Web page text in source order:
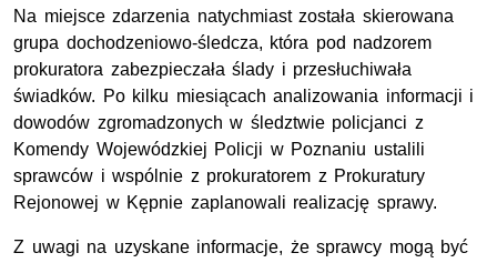
Na miejsce zdarzenia natychmiast została skierowana
grupa dochodzeniowo-śledcza, która pod nadzorem
prokuratora zabezpieczała ślady i przesłuchiwała
świadków. Po kilku miesiącach analizowania informacji i
dowodów zgromadzonych w śledztwie policjanci z
Komendy Wojewódzkiej Policji w Poznaniu ustalili
sprawców i wspólnie z prokuratorem z Prokuratury
Rejonowej w Kępnie zaplanowali realizację sprawy.
Z uwagi na uzyskane informacje, że sprawcy mogą być